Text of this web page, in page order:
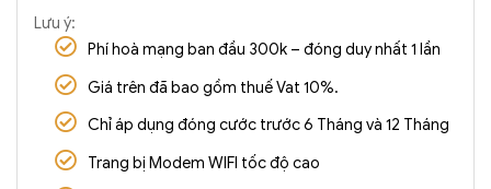
Lưu ý:
Phí hoà mạng ban đầu 300k – đóng duy nhất 1 lần
Giá trên đã bao gồm thuế Vat 10%.
Chỉ áp dụng đóng cước trước 6 Tháng và 12 Tháng
Trang bị Modem WIFI tốc độ cao